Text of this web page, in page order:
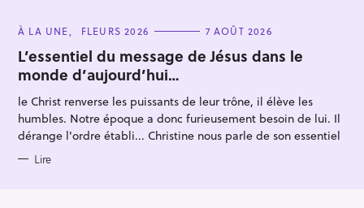
C
T
E
G
O
R
I
E
S
À LA UNE FLEURS 2026 7 AOÛT 2026
L’essentiel du message de Jésus dans le
monde d’aujourd’hui…
le Christ renverse les puissants de leur trône, il élève les
humbles. Notre époque a donc furieusement besoin de lui. Il
dérange l'ordre établi... Christine nous parle de son essentiel
Lire